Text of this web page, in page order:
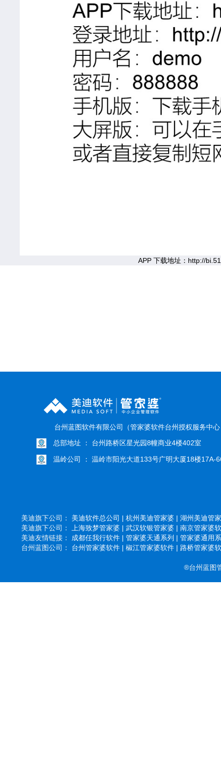
APP 下载地址：http://
台州蓝图软件有限公司（管家婆软件台州授权服务中
总部地址 ： 台州路桥区星光园8幢商业4楼402室
温岭公司 ： 温岭市阳光大道133号广明大厦18楼17A-
美迪旗下公司： 美迪软件总公司 | 杭州美迪管家婆 | 湖州美迪管
美迪旗下公司：
上海致梦管家婆 | 武汉软银管家婆 | 南京管家婆
美迪友情链接： 成都任我行软件 | 管家婆天通系列 | 管家婆通用
台州蓝图公司： 台州管家婆软件 | 椒江管家婆软件 | 路桥管家婆
®台州蓝图